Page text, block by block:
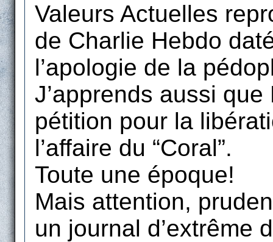
Valeurs Actuelles
de Charlie Hebdo
l’apologie de la
J’apprends aussi
pétition pour la
l’affaire du “Coral”.
Toute une époque!
Mais attention,
un journal d’extrême